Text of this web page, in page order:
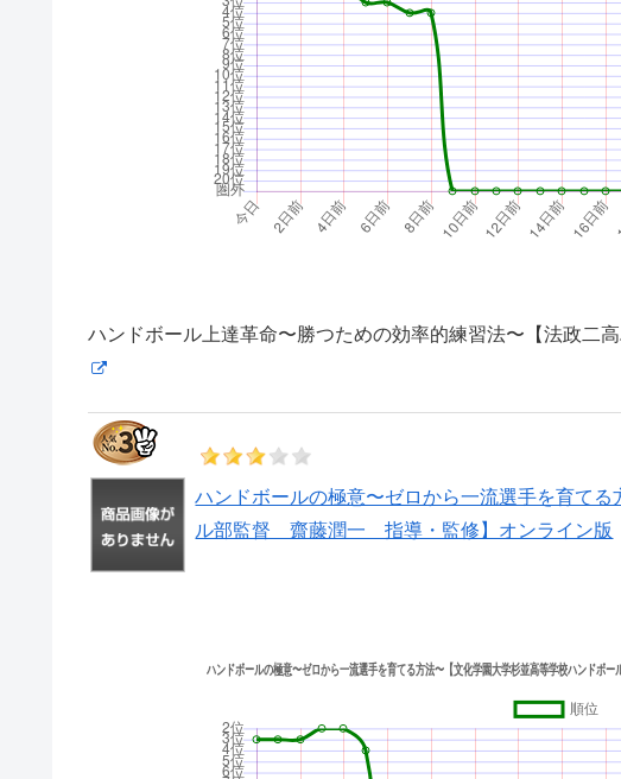
ハンドボール上達革命〜勝つための効率的練習法〜【法政
ハンドボールの極意〜ゼロから一流選手を育て
ル部監督 齋藤潤一 指導・監修】オンライン版